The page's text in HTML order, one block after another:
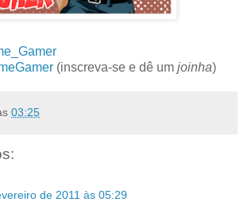
(inscreva-se e dê um joinha)
03:25
de 2011 às 05:29